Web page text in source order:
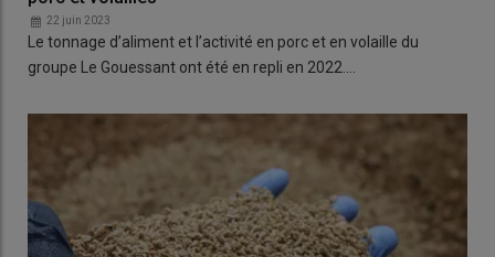
22 juin 2023
Le tonnage d’aliment et l’activité en porc et en volaille du
groupe Le Gouessant ont été en repli en 2022.…